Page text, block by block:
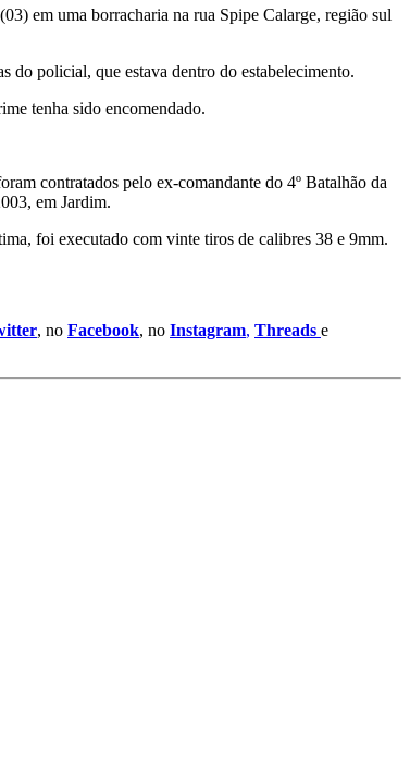
em uma borracharia na rua Spipe Calarge, região sul
do policial, que estava dentro do estabelecimento.
tenha sido encomendado.
contratados pelo ex-comandante do 4º Batalhão da
em Jardim.
foi executado com vinte tiros de calibres 38 e 9mm.
, no Facebook, no Instagram, Threads e